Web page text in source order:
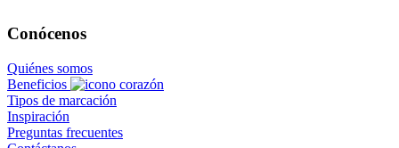
Conócenos
Quiénes somos
Beneficios
Tipos de marcación
Inspiración
Preguntas frecuentes